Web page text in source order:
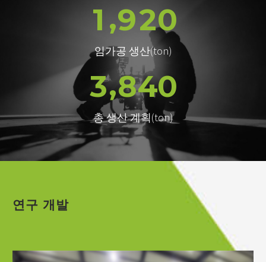
1 ,920
임가공 생산(ton)
3,840
총 생산 계획(ton)
연구 개발